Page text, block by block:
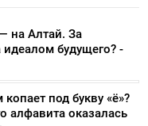
на Алтай. За
будущего? -
под букву «ё»?
алфавита оказалась